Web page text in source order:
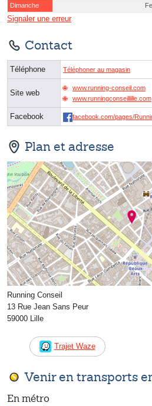
Dimanche
Signaler une erreur
Contact
Téléphone Téléphoner au magasin
Site web
www.running-conseil.com
www.runningconseillille.com
Facebook facebook.com/pages/
Plan et adresse
Running Conseil
13 Rue Jean Sans Peur
59000 Lille
Trajet Waze
Venir en transports
En métro